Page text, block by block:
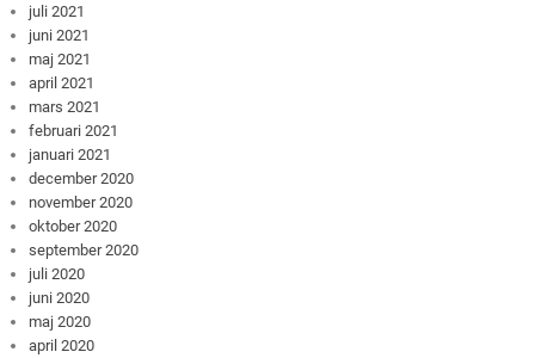
juli 2021
juni 2021
maj 2021
april 2021
mars 2021
februari 2021
januari 2021
december 2020
november 2020
oktober 2020
september 2020
juli 2020
juni 2020
maj 2020
april 2020